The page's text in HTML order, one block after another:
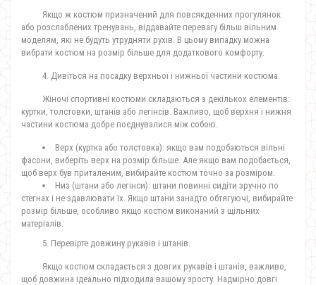
Якщо ж костюм призначений для повсякденних прогулянок
або розслаблених тренувань, віддавайте перевагу більш вільним
моделям, які не будуть утрудняти рухів. В цьому випадку можна
вибрати костюм на розмір більше для додаткового комфорту.
4. Дивіться на посадку верхньої і нижньої частини костюма.
Жіночі спортивні костюми складаються з декількох елементів:
куртки, толстовки, штанів або легінсів. Важливо, щоб верхня і нижня
частини костюма добре поєднувалися між собою.
Верх (куртка або толстовка): якщо вам подобаються вільні
фасони, виберіть верх на розмір більше. Але якщо вам подобається,
щоб верх був приталеним, вибирайте костюм точно за розміром.
Низ (штани або легінси): штани повинні сидіти зручно по
стегнах і не здавлювати їх. Якщо штани занадто обтягуючі, вибирайте
розмір більше, особливо якщо костюм виконаний з щільних
матеріалів.
5. Перевірте довжину рукавів і штанів.
Якщо костюм складається з довгих рукавів і штанів, важливо,
щоб довжина ідеально підходила вашому зросту. Надмірно довгі